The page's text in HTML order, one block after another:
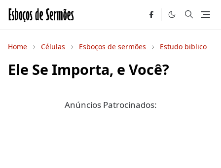
Home Células Esboços de sermões Estudo biblico
Ele Se Importa, e Você?
Anúncios Patrocinados: